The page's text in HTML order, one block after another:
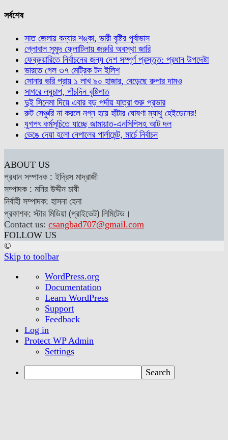
সর্বশেষ
সাত জেলায় বন্যার শঙ্কা, ভারী বৃষ্টির পূর্বাভাস
গ্লোবাল সুমুদ ফ্লোটিলায় জরুরি অবস্থা জারি
ফেব্রুয়ারিতে নির্বাচনের জন্য দেশ সম্পূর্ণ প্রস্তুত: প্রধান উপদেষ্টা
ভারতে গেল ৩৭ মেট্রিক টন ইলিশ
সোনার ভরি প্রায় ১ লাখ ৯০ হাজার, বেড়েছে রুপার দামও
সাগরে লঘুচাপ, পাঁচদিন বৃষ্টিপাত
দুই সিনেমা দিয়ে এবার বড় পর্দায় যাত্রা শুরু প্রভার
রুট সেঞ্চুরি না করলে নগ্ন হয়ে হাঁটার ঘোষণা ম্যাথু হেইডেনের!
যুগপৎ কর্মসূচিতে যাচ্ছে জামায়াত-এনসিপিসহ আট দল
ভেঙে দেয়া হলো নেপালের পার্লামেন্ট, মার্চে নির্বাচন
ABOUT US
প্রধান সম্পাদক : ইদ্রিস মাদ্রাজী
সম্পাদক : মনির উদ্দীন চাষী
নির্বাহী সম্পাদক: হাসনা হেনা
প্রকাশক: স্টার মিডিয়া (প্রাইভেট) লিমিটেড।
Contact us: csangbad707@gmail.com
FOLLOW US
©
Skip to toolbar
About
WordPress
WordPress.org
Documentation
Learn WordPress
Support
Feedback
Log in
Protect WP Admin
Settings
Search